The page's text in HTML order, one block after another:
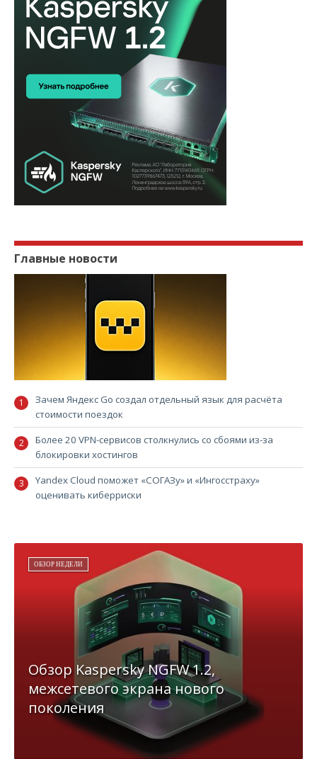
Главные новости
Зачем Яндекс Go создал отдельный язык для расчёта
стоимости поездок
Более 20 VPN-сервисов столкнулись со сбоями из-за
блокировки хостингов
Yandex Cloud поможет «СОГАЗу» и «Ингосстраху»
оценивать киберриски
ОБЗОР НЕДЕЛИ
Обзор Kaspersky NGFW 1.2,
межсетевого экрана нового
поколения